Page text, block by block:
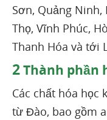
Sơn, Quảng Ninh,
Thọ, Vĩnh Phúc,
Thanh Hóa và tới
2Thành phần
Các chất hóa học
từ Đào, bao gồm